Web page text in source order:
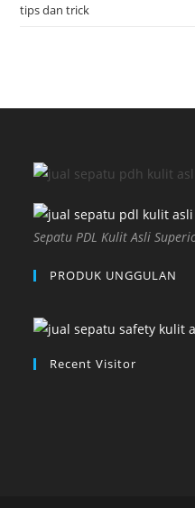
tips dan trick
Sepatu PDL Kulit Asli
PRODUK UNGGULAN
Recent Visitor